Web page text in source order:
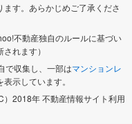
す。あらかじめご了承くださ
不動産独自のルールに基づい
れます）
で収集し、一部はマンションレ
示しています。
2018年 不動産情報サイト利用